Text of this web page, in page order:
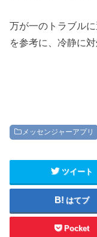
万が一のトラブル
を参考に、冷静に
メッセンジャーアプリ
ツイート
はてブ
Pocket